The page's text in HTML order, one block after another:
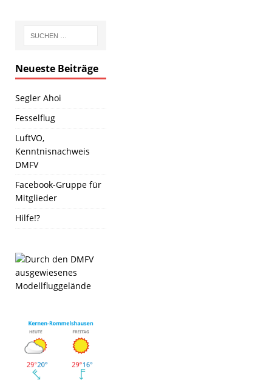
Neueste Beiträge
Segler Ahoi
Fesselflug
LuftVO,
Kenntnisnachweis
DMFV
Facebook-Gruppe für
Mitglieder
Hilfe!?